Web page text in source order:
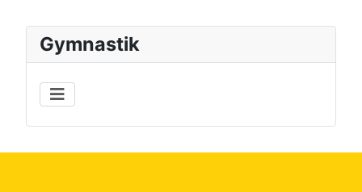
Gymnastik